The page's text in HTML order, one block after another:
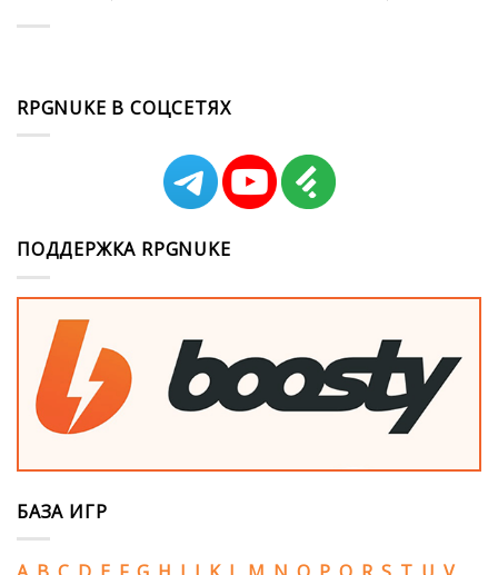
RPGNUKE В СОЦСЕТЯХ
ПОДДЕРЖКА RPGNUKE
БАЗА ИГР